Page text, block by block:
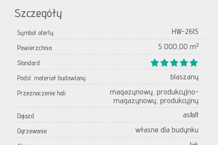
Szczegóły
Symbol oferty HW-2615
Powierzchnia 5 000,00 m²
Standard
Podst. materiał budowlany
blaszany
Przeznaczenie hali
magazynowy, produkcyjno-
magazynowy, produkcyjny
Dojazd asfalt
Ogrzewanie własne dla budynku